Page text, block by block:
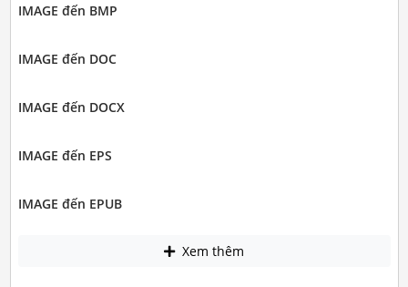
IMAGE đến BMP
IMAGE đến DOC
IMAGE đến DOCX
IMAGE đến EPS
IMAGE đến EPUB
Xem thêm